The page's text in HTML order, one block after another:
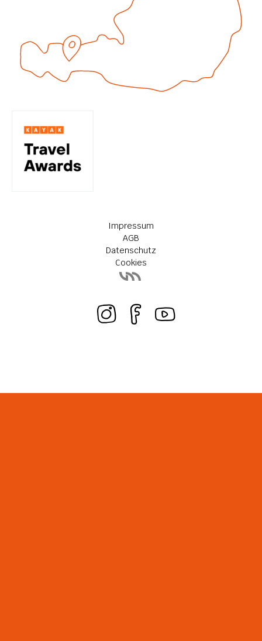
Impressum
AGB
Datenschutz
Cookies